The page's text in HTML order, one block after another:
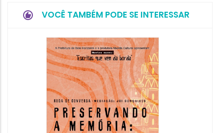
VOCÊ TAMBÉM PODE SE INTERESSAR